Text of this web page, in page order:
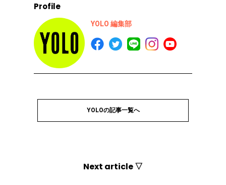
Profile
YOLO 編集部
YOLOの記事一覧へ
Next article ▽